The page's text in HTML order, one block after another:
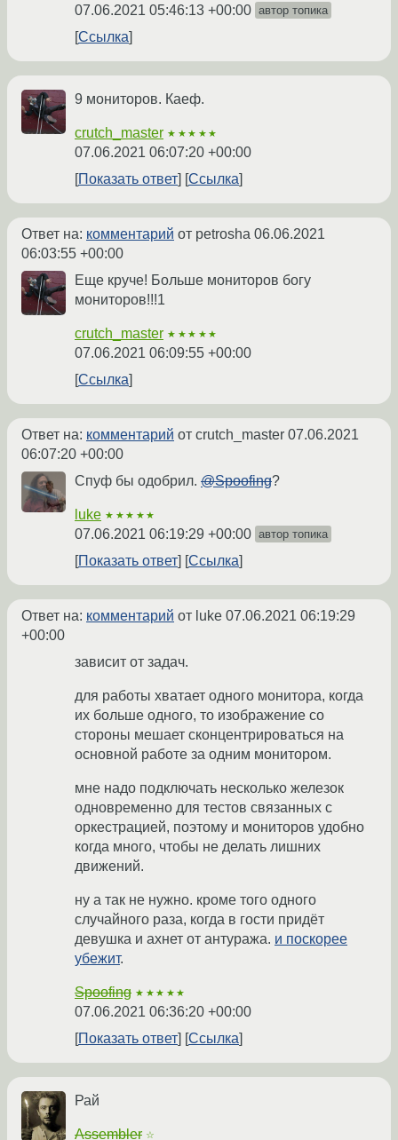
07.06.2021 05:46:13 +00:00 автор топика
Ссылка
9 мониторов. Каеф.
crutch_master ★★★★★
07.06.2021 06:07:20 +00:00
Показать ответ
Ссылка
Ответ на: комментарий от petrosha 06.06.2021
06:03:55 +00:00
Еще круче! Больше мониторов богу
мониторов!!!1
crutch_master ★★★★★
07.06.2021 06:09:55 +00:00
Ссылка
Ответ на: комментарий от crutch_master 07.06.2021
06:07:20 +00:00
Спуф бы одобрил. @Spoofing?
luke ★★★★★
07.06.2021 06:19:29 +00:00 автор топика
Показать ответ Ссылка
Ответ на: комментарий от luke 07.06.2021 06:19:29
+00:00
зависит от задач.
для работы хватает одного монитора, когда
их больше одного, то изображение со
стороны мешает сконцентрироваться на
основной работе за одним монитором.
мне надо подключать несколько железок
одновременно для тестов связанных с
оркестрацией, поэтому и мониторов удобно
когда много, чтобы не делать лишних
движений.
ну а так не нужно. кроме того одного
случайного раза, когда в гости придёт
девушка и ахнет от антуража. и поскорее
убежит.
Spoofing ★★★★★
07.06.2021 06:36:20 +00:00
Показать ответ
Ссылка
Рай
Assembler ☆